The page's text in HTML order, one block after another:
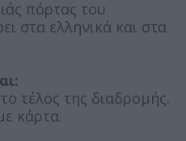
πόρτας του
στα ελληνικά και στα
τέλος της διαδρομής.
κάρτα.